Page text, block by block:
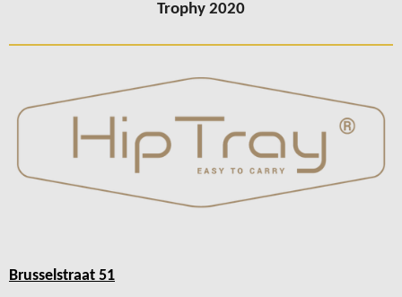
Trophy 2020
Brusselstraat 51